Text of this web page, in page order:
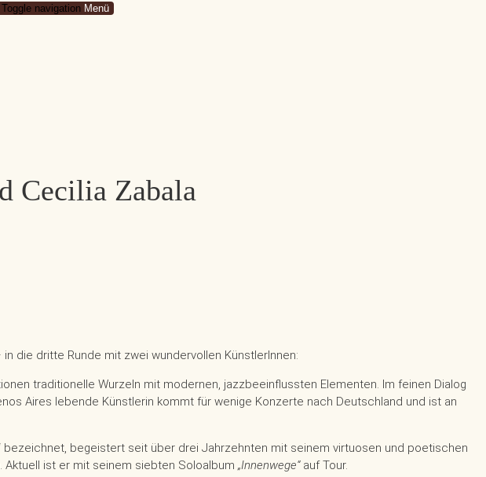
Toggle navigation Menü
Cecilia Zabala
die dritte Runde mit zwei wundervollen KünstlerInnen:
traditionelle Wurzeln mit modernen, jazzbeeinflussten Elementen. Im feinen Dialog
Aires lebende Künstlerin kommt für wenige Konzerte nach Deutschland und ist an
bezeichnet, begeistert seit über drei Jahrzehnten mit seinem virtuosen und poetischen
Aktuell ist er mit seinem siebten Soloalbum „Innenwege“auf Tour.